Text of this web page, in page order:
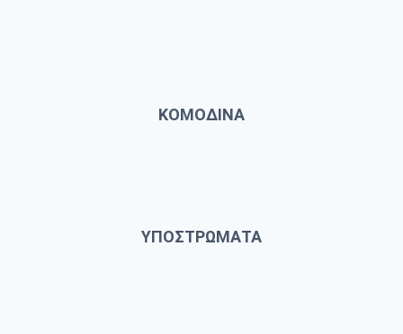
ΚΟΜΟΔΙΝΑ
ΥΠΟΣΤΡΩΜΑΤΑ